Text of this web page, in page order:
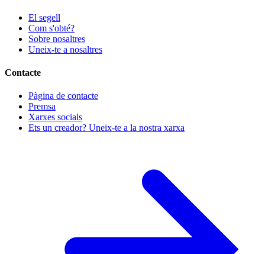
El segell
Com s'obté?
Sobre nosaltres
Uneix-te a nosaltres
Contacte
Pàgina de contacte
Premsa
Xarxes socials
Ets un creador? Uneix-te a la nostra xarxa